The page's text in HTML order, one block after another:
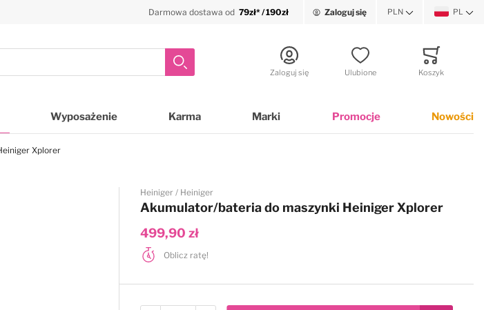
Darmowa dostawa od 79zł* / 190zł Zaloguj sięWalutaPLN PL
Szukaj Zaloguj się Ulubione Koszyk
Wyposażenie Karma Marki Promocje Nowości
Xplorer
Heiniger Heiniger
Akumulator/bateria do maszynki Heiniger Xplorer
499,90 zł
Oblicz ratę!